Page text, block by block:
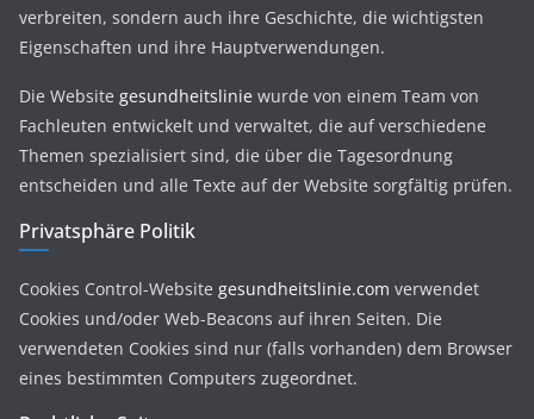
verbreiten, sondern auch ihre Geschichte, die wichtigsten
Eigenschaften und ihre Hauptverwendungen.
Die Website gesundheitslinie wurde von einem Team von
Fachleuten entwickelt und verwaltet, die auf verschiedene
Themen spezialisiert sind, die über die Tagesordnung
entscheiden und alle Texte auf der Website sorgfältig prüfen.
Privatsphäre Politik
Cookies Control-Website gesundheitslinie.com verwendet
Cookies und/oder Web-Beacons auf ihren Seiten. Die
verwendeten Cookies sind nur (falls vorhanden) dem Browser
eines bestimmten Computers zugeordnet.